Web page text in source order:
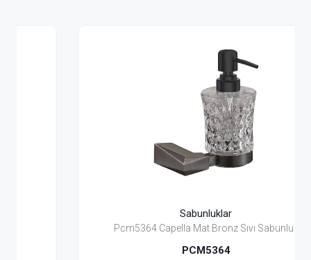
Sabunluklar
Pcm5364 Capella Mat Bronz Sıvı Sabunluk
PCM5364